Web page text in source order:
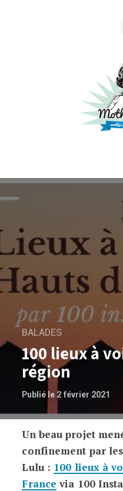
BALADES
100 lieux à
région
Publié le 2 février 2021
100 lieux à voir
Un beau projet
confinement par
Lulu : 100 lieux à
France via 100